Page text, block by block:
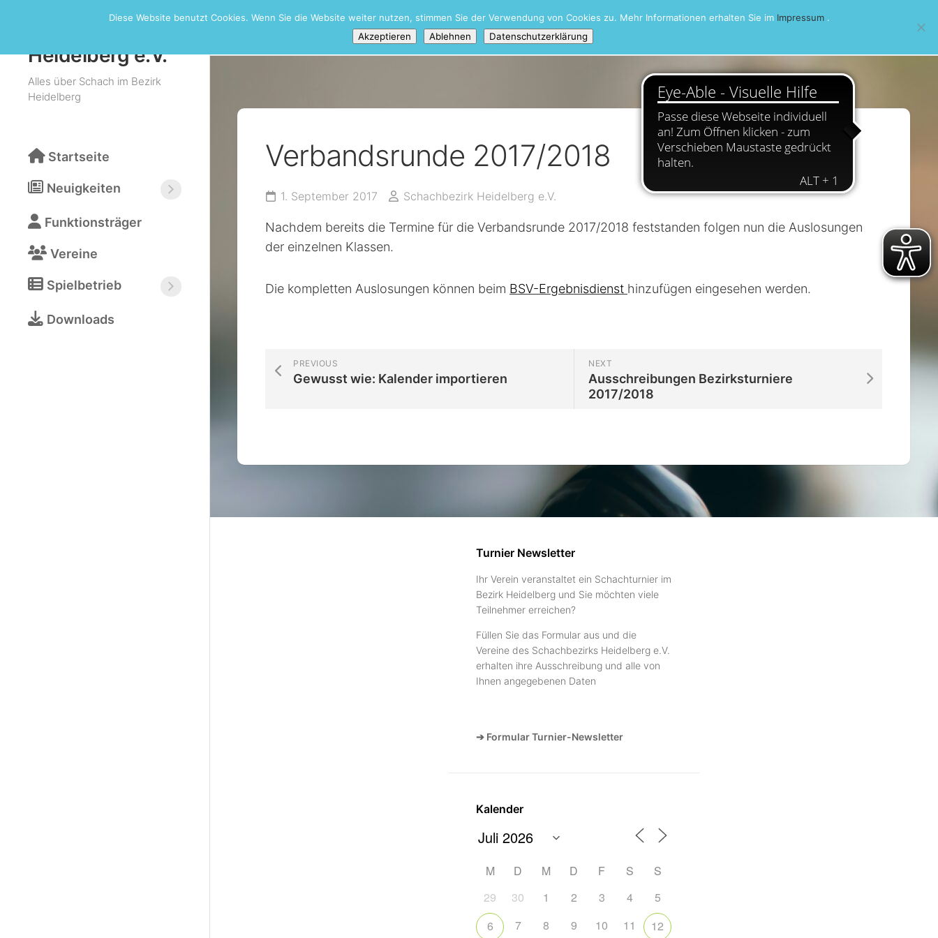
Heidelberg e.V.
Alles über Schach im Bezirk
Heidelberg
Startseite
Neuigkeiten
abonnieren
Funktionsträger
Vereine
Spielbetrieb
Bezirksturniere
Downloads
Verbandsrunde 2017/2018
1. September 2017 Schachbezirk Heidelberg e.V.
Nachdem bereits die Termine für die Verbandsrunde 2017/2018 feststanden folgen nun die Auslosungen
der einzelnen Klassen.
Die kompletten Auslosungen können beim BSV-Ergebnisdienst hinzufügen eingesehen werden.
NEXT
Ausschreibungen Bezirksturniere
2017/2018
PREVIOUS
Gewusst wie: Kalender importieren
Turnier Newsletter
Ihr Verein veranstaltet ein Schachturnier im
Bezirk Heidelberg und Sie möchten viele
Teilnehmer erreichen?
Füllen Sie das Formular aus und die
Vereine des Schachbezirks Heidelberg e.V.
erhalten ihre Ausschreibung und alle von
Ihnen angegebenen Daten
➔ Formular Turnier-Newsletter
Kalender
M D M D F S
S
29
30 1 2 3 4
5
6
7 8 9 10 11
12
Diese Website benutzt Cookies. Wenn Sie die Website weiter nutzen, stimmen Sie der Verwendung von Cookies zu. Mehr Informationen erhalten Sie im Impressum .
Akzeptieren
Ablehnen Datenschutzerklärung